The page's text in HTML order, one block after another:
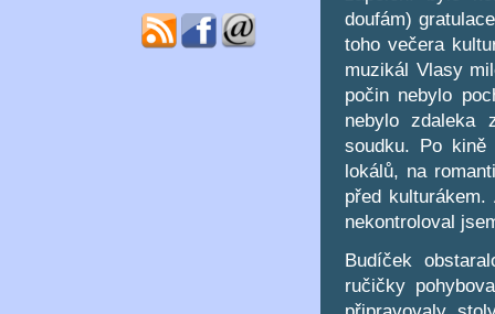
doufám)
toho večera
muzikál Vlasy
počin nebylo
nebylo zdaleka
soudku. Po
lokálů, na
před
nekontroloval
Budíček
ručičky